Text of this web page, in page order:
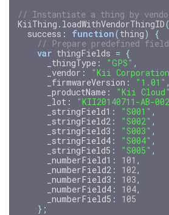
// Instantiate a thing by
KiiThing . loadWithVendorThingID(
success : function(thing)
{
// Prepare predefined
var thingFields = {
_thingType : "GPS" ,
_vendor : "Kii
_firmwareVersion : "1.01" ,
_productName : "Kii Cloud"
_lot : "KII20140711-AB-
_stringField1 : "S001" ,
_stringField2 : "S002" ,
_stringField3 : "S003" ,
_stringField4 : "S004" ,
_stringField5 : "S005" ,
_numberField1 : 101 ,
_numberField2 : 102,
_numberField3 : 103,
_numberField4 : 104,
_numberField5 :
105
};